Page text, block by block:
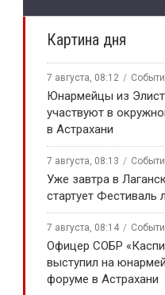
Картина дня
7 августа, 08:12
Юнармейцы из
участвуют в
в Астрахани
7 августа, 08:13
Уже завтра в
стартует Фестиваль
7 августа, 08:14
Офицер СОБР
выступил на
форуме в Астрахани